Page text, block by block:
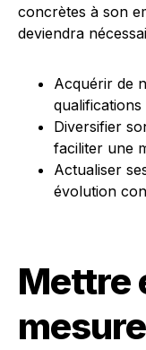
concrètes à son
deviendra
Acquérir de
qualifications
Diversifier
faciliter une
Actualiser
évolution
Mettre